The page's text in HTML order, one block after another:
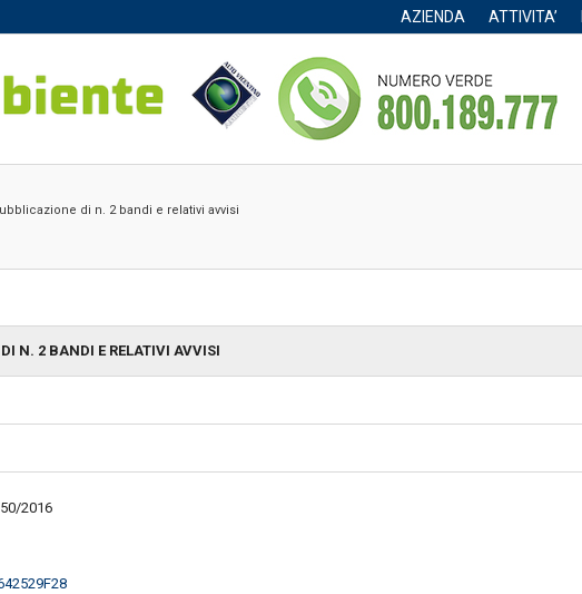
AZIENDA ATTIVITA’
di n. 2 bandi e relativi avvisi
N. 2 BANDI E RELATIVI AVVISI
2016